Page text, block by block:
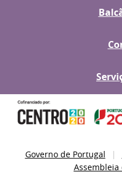
Governo de Portugal
Assembleia